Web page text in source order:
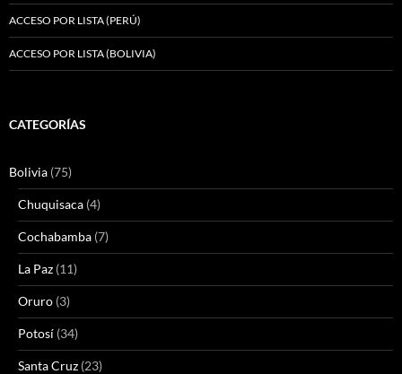
ACCESO POR LISTA (PERÚ)
ACCESO POR LISTA (BOLIVIA)
CATEGORÍAS
Bolivia (75)
Chuquisaca (4)
Cochabamba (7)
La Paz (11)
Oruro (3)
Potosí (34)
Santa Cruz (23)